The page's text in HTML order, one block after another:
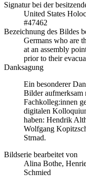
Signatur bei der
United States
#47462
Bezeichnung des Bildes
Germans who are
at an assembly
prior to their
Danksagung
Ein besonderer
Bilder aufmerksam
Fachkolleg:innen
digitalen
haben: Hendrik
Wolfgang
Strnad.
Bildserie bearbeitet von
Alina Bothe,
Schmied